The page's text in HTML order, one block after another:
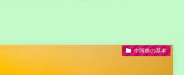
中国株の基本